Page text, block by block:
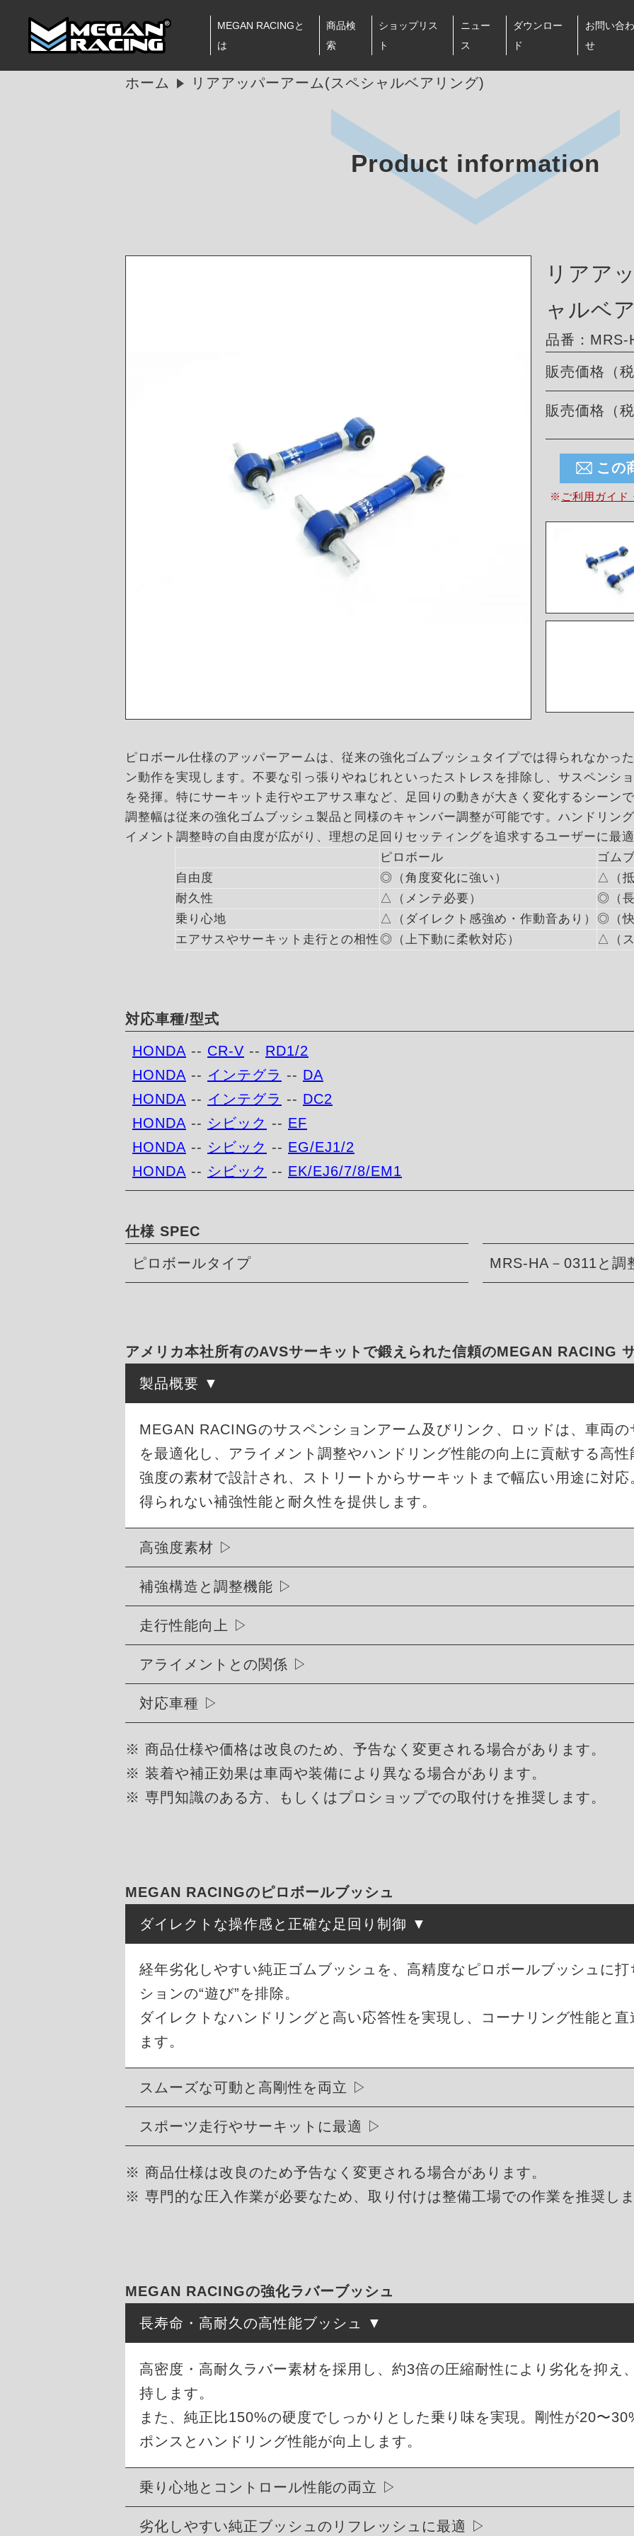
MEGAN RACINGと
は
商品検
索
ショップリス
ト
ニュー
ス
ダウンロー
ド
お問い合わ
せ
ホーム リアアッパーアーム(スペシャルベアリング)
Product information
リアア
ャルベ
品番：MRS-
販売価格（税
販売価格（税
この
※ ご利用ガイド
ピロボール仕様のアッパーアームは、従来の強化ゴムブッシュタイプでは得られなかっ
ン動作を実現します。不要な引っ張りやねじれといったストレスを排除し、サスペンシ
を発揮。特にサーキット走行やエアサス車など、足回りの動きが大きく変化するシーン
調整幅は従来の強化ゴムブッシュ製品と同様のキャンバー調整が可能です。ハンドリン
イメント調整時の自由度が広がり、理想の足回りセッティングを追求するユーザーに最適
ピロボール
ゴム
自由度
◎（角度変化に強い）
△（抵
耐久性
△（メンテ必要）
◎（長
乗り心地
△（ダイレクト感強め・作動音あり）
◎（快
エアサスやサーキット走行との相性 ◎（上下動に柔軟対応） △（ス
対応車種/型式
HONDA -- CR-V -- RD1/2
HONDA -- インテグラ -- DA
HONDA -- インテグラ -- DC2
HONDA -- シビック -- EF
HONDA -- シビック -- EG/EJ1/2
HONDA -- シビック -- EK/EJ6/7/8/EM1
仕様 SPEC
ピロボールタイプ MRS-HA－0311と調
アメリカ本社所有のAVSサーキットで鍛えられた信頼のMEGAN RACING
製品概要
MEGAN RACINGのサスペンションアーム及びリンク、ロッドは、車両の
を最適化し、アライメント調整やハンドリング性能の向上に貢献する高
強度の素材で設計され、ストリートからサーキットまで幅広い用途に対
得られない補強性能と耐久性を提供します。
高強度素材
補強構造と調整機能
走行性能向上
アライメントとの関係
対応車種
※ 商品仕様や価格は改良のため、予告なく変更される場合があります。
※ 装着や補正効果は車両や装備により異なる場合があります。
※ 専門知識のある方、もしくはプロショップでの取付けを推奨します。
MEGAN RACINGのピロボールブッシュ
ダイレクトな操作感と正確な足回り制御
経年劣化しやすい純正ゴムブッシュを、高精度なピロボールブッシュに
ションの“遊び”を排除。
ダイレクトなハンドリングと高い応答性を実現し、コーナリング性能と
ます。
スムーズな可動と高剛性を両立
スポーツ走行やサーキットに最適
※ 商品仕様は改良のため予告なく変更される場合があります。
※ 専門的な圧入作業が必要なため、取り付けは整備工場での作業を推奨しま
MEGAN RACINGの強化ラバーブッシュ
長寿命・高耐久の高性能ブッシュ
高密度・高耐久ラバー素材を採用し、約3倍の圧縮耐性により劣化を抑え
持します。
また、純正比150%の硬度でしっかりとした乗り味を実現。剛性が20〜
ポンスとハンドリング性能が向上します。
乗り心地とコントロール性能の両立
劣化しやすい純正ブッシュのリフレッシュに最適